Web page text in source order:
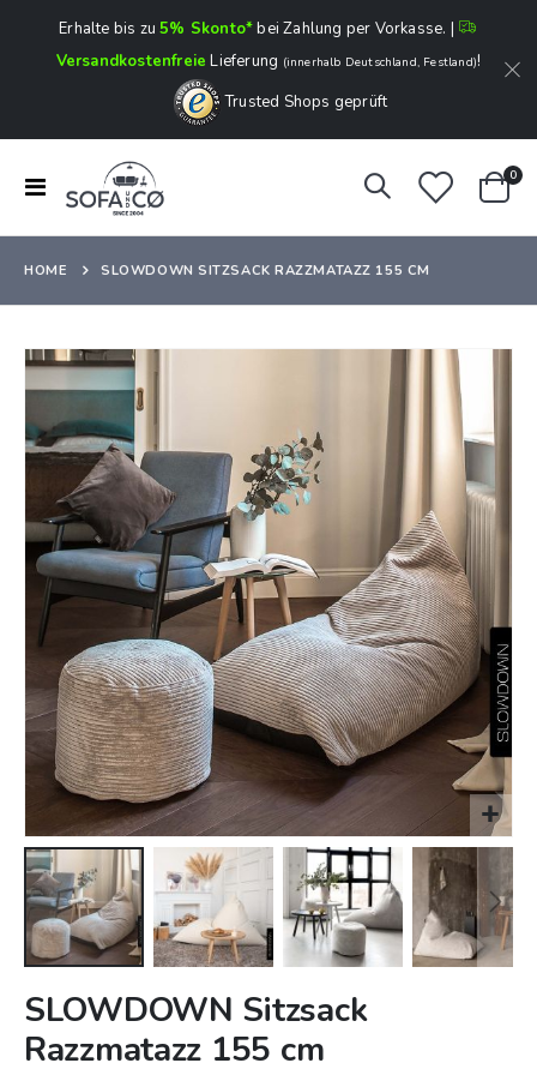
Erhalte bis zu5% Skonto*bei Zahlung per Vorkasse. |
Versandkostenfreie Lieferung (innerhalb Deutschland, Festland)!
Trusted Shops geprüft
Navigation
umschalten
0
HOME SLOWDOWN SITZSACK RAZZMATAZZ 155 CM
Zum
Ende
der
Bildergalerie
springen
Anfang
der
SLOWDOWN Sitzsack
Razzmatazz 155 cm